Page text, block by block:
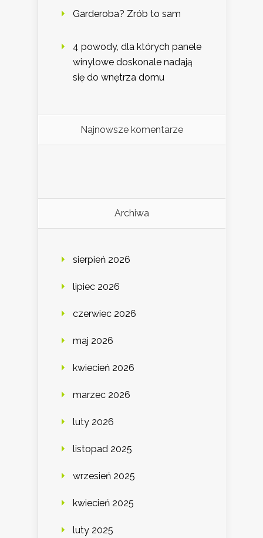
Garderoba? Zrób to sam
4 powody, dla których panele
winylowe doskonale nadają
się do wnętrza domu
Najnowsze komentarze
Archiwa
sierpień 2026
lipiec 2026
czerwiec 2026
maj 2026
kwiecień 2026
marzec 2026
luty 2026
listopad 2025
wrzesień 2025
kwiecień 2025
luty 2025